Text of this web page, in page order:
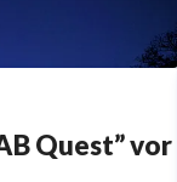
Quest” vor